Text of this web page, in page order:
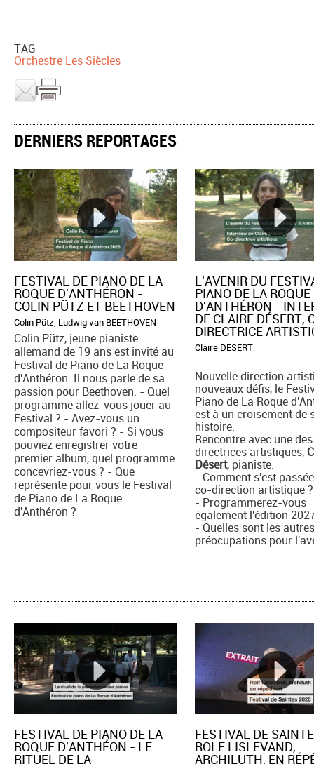
TAG
Orchestre Les Siècles
DERNIERS REPORTAGES
FESTIVAL DE PIANO DE LA
ROQUE D'ANTHÉRON -
COLIN PÜTZ ET BEETHOVEN
Colin Pütz, Ludwig van BEETHOVEN
Colin Pütz, jeune pianiste
allemand de 19 ans est invité au
Festival de Piano de La Roque
d'Anthéron. Il nous parle de sa
passion pour Beethoven. - Quel
programme allez-vous jouer au
Festival ? - Avez-vous un
compositeur favori ? - Si vous
pouviez enregistrer votre
premier album, quel programme
concevriez-vous ? - Que
représente pour vous le Festival
de Piano de La Roque
d'Anthéron ?
L'AVENIR DU
PIANO DE LA ROQUE
D'ANTHÉRON -
DE CLAIRE DÉSERT,
DIRECTRICE
Claire DESERT
Nouvelle direction
nouveaux défis, le
Piano de La Roque
est à un croisement de
histoire.
Rencontre avec une
directrices artistiques,
Désert, pianiste.
- Comment s'est
co-direction artistique ?
- Programmerez-vous
également l'édition
- Quelles sont les
préocupations pour
FESTIVAL DE PIANO DE LA
ROQUE D'ANTHÉON - LE
RITUEL DE LA
FESTIVAL DE
ROLF LISLEVAND,
ARCHILUTH, EN